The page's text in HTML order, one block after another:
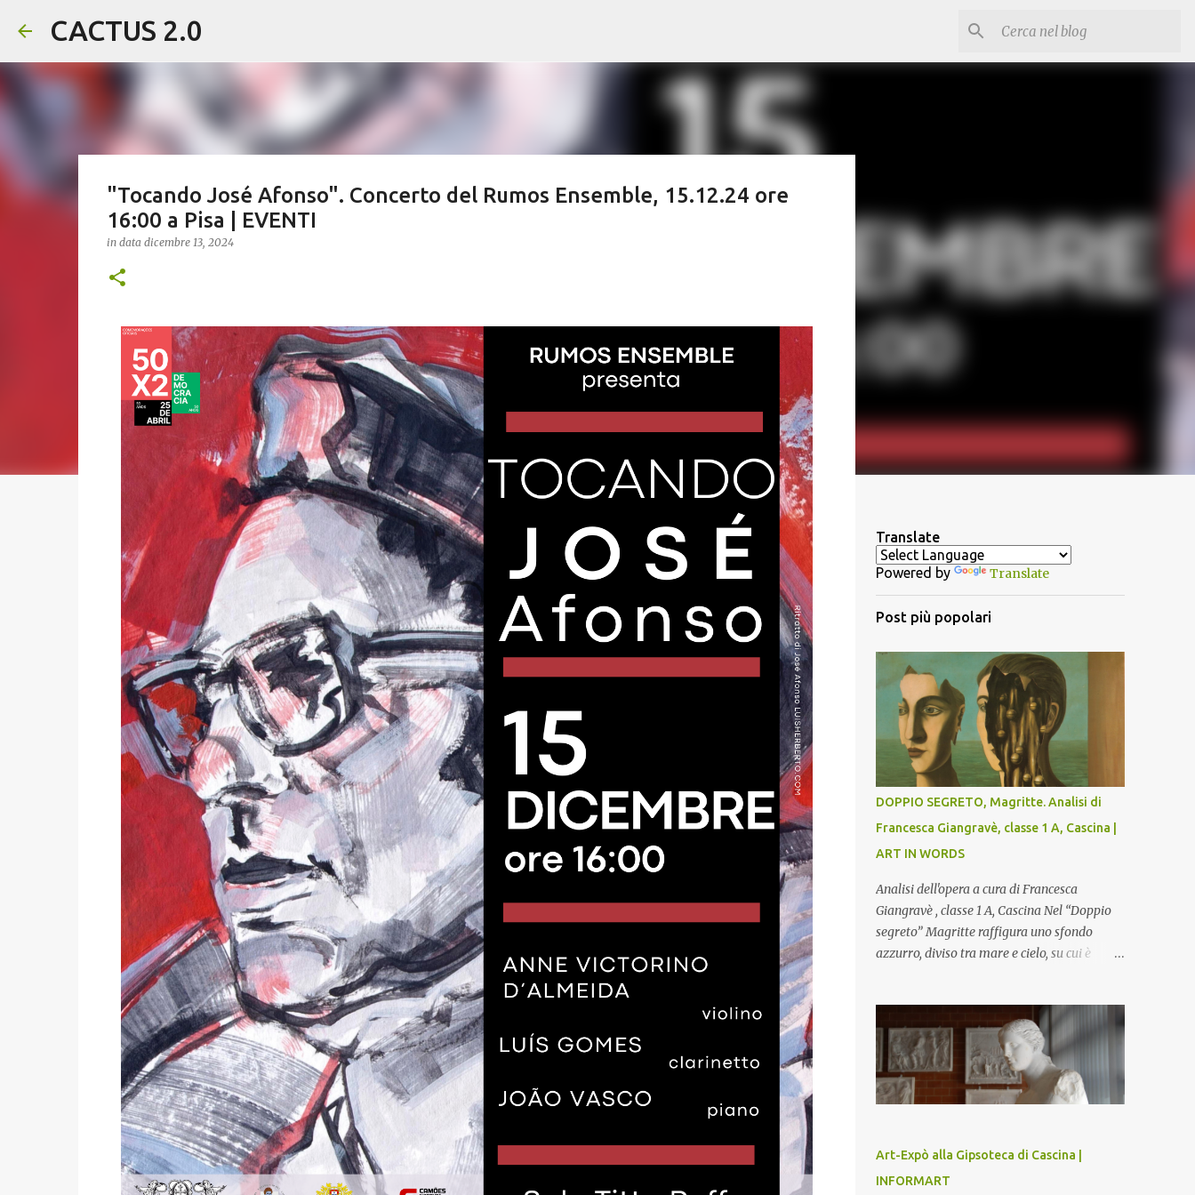
CACTUS 2.0
"Tocando José Afonso". Concerto del Rumos Ensemble, 15.12.24 ore
16:00 a Pisa | EVENTI
in data dicembre 13, 2024
Translate
Powered by Translate
Post più popolari
DOPPIO SEGRETO, Magritte. Analisi di
Francesca Giangravè, classe 1 A, Cascina |
ART IN WORDS
Analisi dell'opera a cura di Francesca
Giangravè , classe 1 A, Cascina Nel “Doppio
segreto” Magritte raffigura uno sfondo
azzurro, diviso tra mare e cielo, su cui è
testa è quasi uno strappo o un taglio, scopre
sulla destra l’interno del corpo: non organi
umani, ma una materia metallica, fatta di
cilindri e sfere, un motivo che Magritte
propone frequentemente nelle sue opere,
minaccioso, come se si trattasse di un
qualcosa di malinconico, sia per il colore che
per la consistenza del materiale. L’enigma
Art-Expò alla Gipsoteca di Cascina |
INFORMART